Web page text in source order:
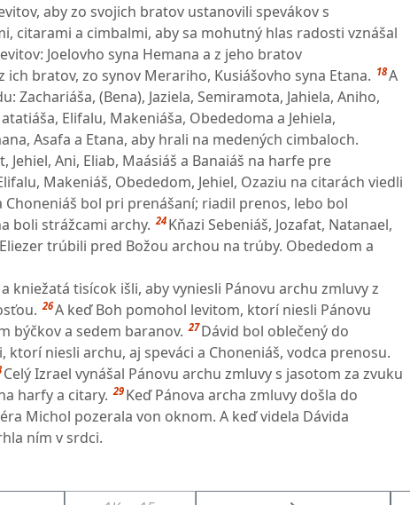
aby zo svojich bratov ustanovili spevákov s
citarami a cimbalmi, aby sa mohutný hlas radosti vznášal
Joelovho syna Hemana a z jeho bratov
ich bratov, zo synov Merariho, Kusiášovho syna Etana. 18A
Zachariáša, (Bena), Jaziela, Semiramota, Jahiela, Aniho,
Elifalu, Makeniáša, Obededoma a Jehiela,
Asafa a Etana, aby hrali na medených cimbaloch.
Jehiel, Ani, Eliab, Maásiáš a Banaiáš na harfe pre
Makeniáš, Obededom, Jehiel, Ozaziu na citarách viedli
Choneniáš bol pri prenášaní; riadil prenos, lebo bol
boli strážcami archy. 24 Kňazi Sebeniáš, Jozafat, Natanael,
trúbili pred Božou archou na trúby. Obededom a
kniežatá tisícok išli, aby vyniesli Pánovu archu zmluvy z
26A keď Boh pomohol levitom, ktorí niesli Pánovu
býčkov a sedem baranov. 27 Dávid bol oblečený do
ktorí niesli archu, aj speváci a Choneniáš, vodca prenosu.
Celý Izrael vynášal Pánovu archu zmluvy s jasotom za zvuku
harfy a citary. 29 Keď Pánova archa zmluvy došla do
Michol pozerala von oknom. A keď videla Dávida
ním v srdci.